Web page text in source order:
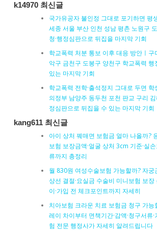
k14970 최신글
국가유공자 불인정 그대로 포기하면 평
세종 서울 부산 인천 성남 평촌 노원구
청·행정심판으로 뒤집을 마지막 기회
학교폭력 처분 통보 이후 대응 방안ㅣ구
악구 금천구 도봉구 양천구 학교폭력
있는 마지막 기회
학교폭력 전학·출석정지 그대로 두면
의정부 남양주 동두천 포천 판교 구리
정심판으로 뒤집을 수 있는 마지막 기회
kang611 최신글
아이 상처 꿰매면 보험금 얼마 나올까?
보험 보장금액·얼굴 상처 3cm 기준·실
류까지 총정리
월 830원 여성수술보험 가능할까? 자궁
상선 결절·요실금 수술비 미니보험 보
이·가입 전 체크포인트까지 자세히
치아보험 크라운 치료 보험금 청구 가능
레이 차이부터 면책기간·감액·청구서류
험 전문 행정사가 자세히 알려드립니다